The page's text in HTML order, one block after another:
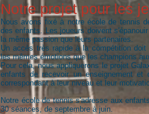
Notre projet pour les
Nous avons fixé à notre école de tennis
des enfants. Les joueurs doivent
la même passion que leurs partenaires.
Un accès très rapide à la compétition
les mêmes émotions que les champions
Pour cela, nous appliquerons le projet
enfants de recevoir un enseignement et
correspondant à leur niveau et leur
Notre école de tennis s'adresse aux
30 séances, de septembre à juin.